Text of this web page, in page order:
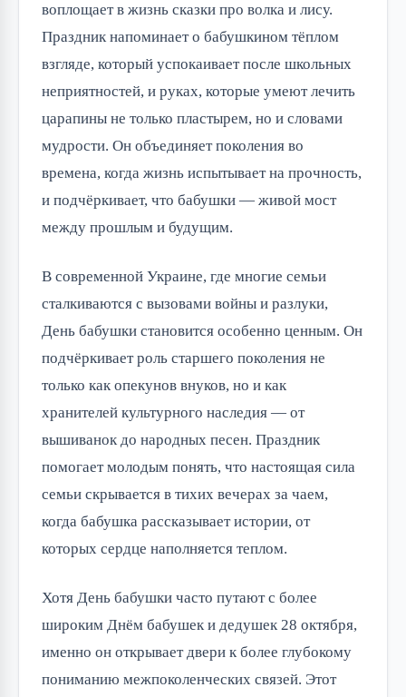
воплощает в жизнь сказки про волка и лису.
Праздник напоминает о бабушкином тёплом
взгляде, который успокаивает после школьных
неприятностей, и руках, которые умеют лечить
царапины не только пластырем, но и словами
мудрости. Он объединяет поколения во
времена, когда жизнь испытывает на прочность,
и подчёркивает, что бабушки — живой мост
между прошлым и будущим.
В современной Украине, где многие семьи
сталкиваются с вызовами войны и разлуки,
День бабушки становится особенно ценным. Он
подчёркивает роль старшего поколения не
только как опекунов внуков, но и как
хранителей культурного наследия — от
вышиванок до народных песен. Праздник
помогает молодым понять, что настоящая сила
семьи скрывается в тихих вечерах за чаем,
когда бабушка рассказывает истории, от
которых сердце наполняется теплом.
Хотя День бабушки часто путают с более
широким Днём бабушек и дедушек 28 октября,
именно он открывает двери к более глубокому
пониманию межпоколенческих связей. Этот